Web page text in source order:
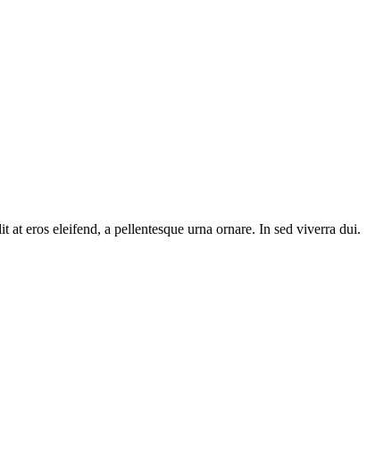
eros eleifend, a pellentesque urna ornare. In sed viverra dui.